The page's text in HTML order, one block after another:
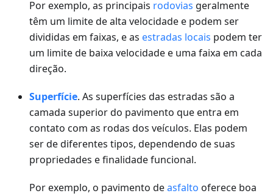
Por exemplo, as principais rodovias geralmente
têm um limite de alta velocidade e podem ser
divididas em faixas, e as estradas locais podem ter
um limite de baixa velocidade e uma faixa em cada
direção.
Superfície. As superfícies das estradas são a
camada superior do pavimento que entra em
contato com as rodas dos veículos. Elas podem
ser de diferentes tipos, dependendo de suas
propriedades e finalidade funcional.
Por exemplo, o pavimento deasfalto oferece boa